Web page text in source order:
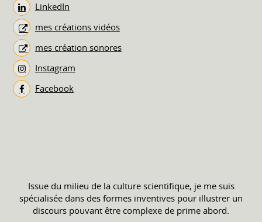
LinkedIn
mes créations vidéos
mes création sonores
Instagram
Facebook
Issue du milieu de la culture scientifique, je me suis
spécialisée dans des formes inventives pour illustrer un
discours pouvant être complexe de prime abord.